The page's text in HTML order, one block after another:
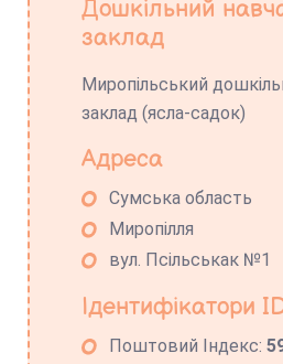
Дошкільний
заклад
Миропільський
заклад (ясла-садок)
Адреса
Сумська область
Миропілля
вул. Псільськак №1
Ідентифікатори
Поштовий Індекс: